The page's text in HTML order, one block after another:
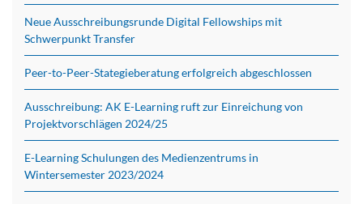
Neue Ausschreibungsrunde Digital Fellowships mit
Schwerpunkt Transfer
Peer-to-Peer-Stategieberatung erfolgreich abgeschlossen
Ausschreibung: AK E-Learning ruft zur Einreichung von
Projektvorschlägen 2024/25
E-Learning Schulungen des Medienzentrums in
Wintersemester 2023/2024